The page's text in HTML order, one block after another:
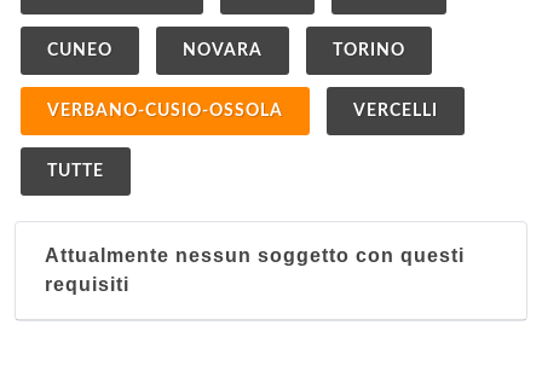
CUNEO NOVARA TORINO
VERBANO-CUSIO-OSSOLA VERCELLI
TUTTE
Attualmente nessun soggetto con questi
requisiti